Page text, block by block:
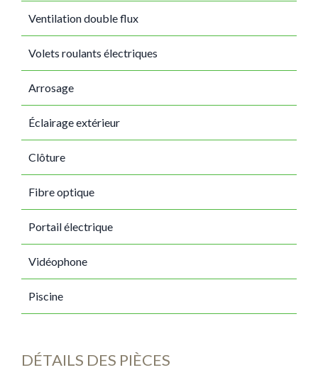
Ventilation double flux
Volets roulants électriques
Arrosage
Éclairage extérieur
Clôture
Fibre optique
Portail électrique
Vidéophone
Piscine
DÉTAILS DES PIÈCES